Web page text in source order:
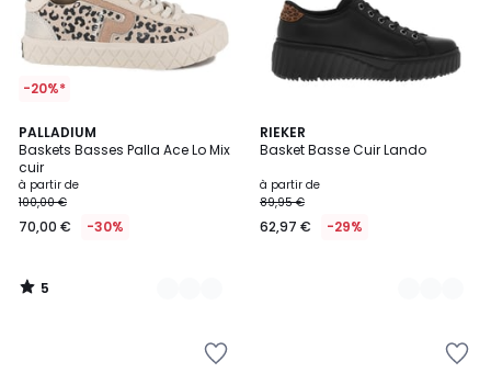
-20%*
PALLADIUM
Baskets Basses Palla Ace Lo Mix
cuir
à partir de
100,00 €
70,00 € -30%
5
/
5
2
Couleurs
5
/
RIEKER
Basket Basse Cuir Lando
à partir de
89,95 €
62,97 € -29%
3
Couleurs